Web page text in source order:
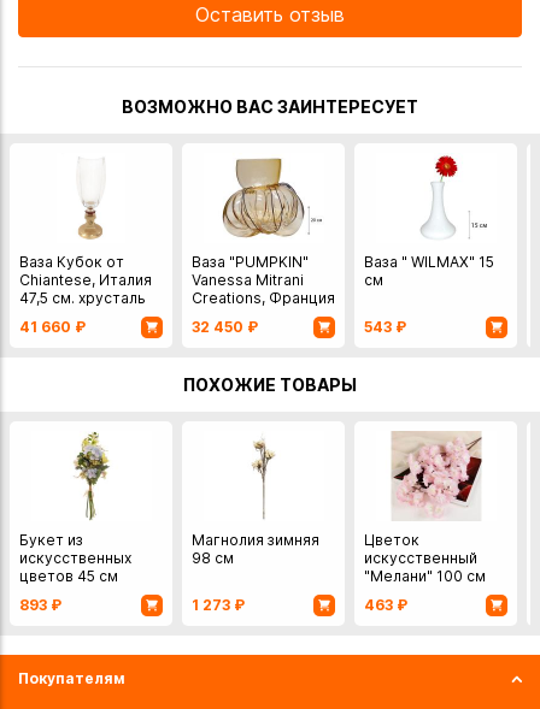
Оставить отзыв
ВОЗМОЖНО ВАС ЗАИНТЕРЕСУЕТ
Ваза Кубок от
Chiantese, Италия
47,5 см. хрусталь
41 660 ₽
Ваза "PUMPKIN"
Vanessa Mitrani
Creations, Франция
32 450 ₽
Ваза " WILMAX" 15
см
543 ₽
ПОХОЖИЕ ТОВАРЫ
Букет из
искусственных
цветов 45 см
893 ₽
Магнолия зимняя
98 см
1 273 ₽
Цветок
искусственный
"Мелани" 100 см
463 ₽
Покупателям